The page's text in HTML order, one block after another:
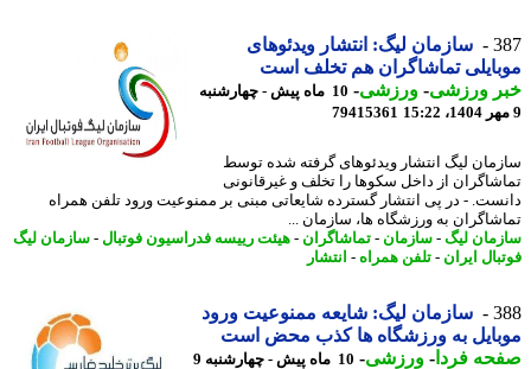
سازمان لیگ: انتشار ویدئوهای
تماشاگران هم تخلف است
ورزشی-ورزشی-
10 ماه پیش - چهارشنبه
79415361
لیگ انتشار ویدئوهای گرفته شده توسط
از داخل سکوها را تخلف و غیرقانونی
- در پی انتشار گسترده شایعاتی مبنی بر ممنوعیت ورود تلفن همراه
به ورزشگاه ها، سازمان ...
لیگ -سازمان -تماشاگران- هیئت رییسه فدراسیون فوتبال-سازمان لیگ
ایران - تلفن همراه- انتشار
سازمان لیگ: شایعه ممنوعیت ورود
به ورزشگاه ها کذب محض است
فردا- ورزشی-
10 ماه پیش - چهارشنبه 9